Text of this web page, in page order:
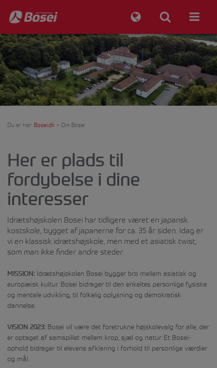
Du er her: Bosei.dk > Om Bosei
Her er plads til
fordybelse i dine
interesser
Idrætshøjskolen Bosei har tidligere været en japansk
kostskole, bygget af japanerne for ca. 35 år siden. Idag er
vi en klassisk idrætshøjskole, men med et asiatisk twist,
som man ikke finder andre steder.
MISSION: Idrætshøjskolen Bosei bygger bro mellem asiatisk og
europæisk kultur. Bosei bidrager til den enkeltes personlige fysiske
og mentale udvikling, til folkelig oplysning og demokratisk
dannelse.
VISION 2023: Bosei vil være det foretrukne højskolevalg for alle, der
er optaget af samspillet mellem krop, sjæl og natur. Et Bosei-
ophold bidrager til elevens afklaring i forhold til personlige værdier
og mål.